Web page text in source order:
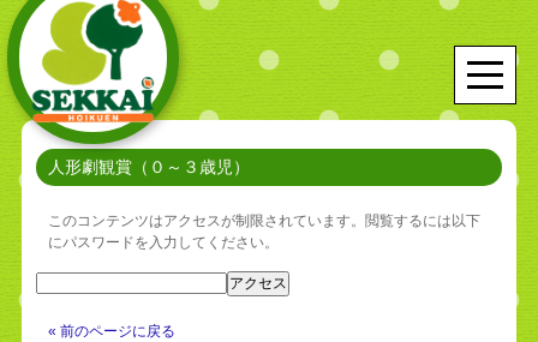
人形劇観賞（０～３歳児）
このコンテンツはアクセスが制限されています。閲覧するには以下
にパスワードを入力してください。
« 前のページに戻る